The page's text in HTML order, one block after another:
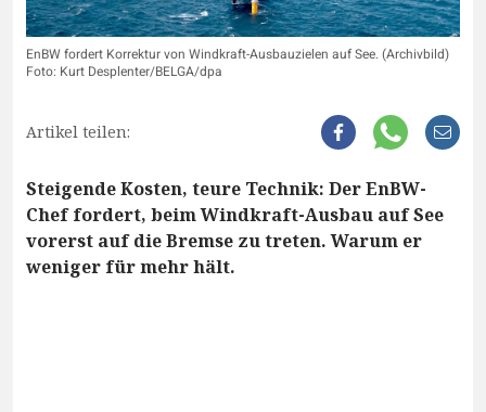
EnBW fordert Korrektur von Windkraft-Ausbauzielen auf See. (Archivbild)
Foto: Kurt Desplenter/BELGA/dpa
Artikel teilen:
Steigende Kosten, teure Technik: Der EnBW-
Chef fordert, beim Windkraft-Ausbau auf See
vorerst auf die Bremse zu treten. Warum er
weniger für mehr hält.